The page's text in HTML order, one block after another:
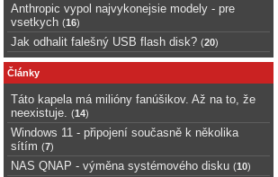
Anthropic vypol najvykonejsie modely - pre
vsetkych (16)
Jak odhalit falešný USB flash disk? (20)
Články
Táto kapela má milióny fanúšikov. Až na to, že
neexistuje.
(14)
Windows 11 - připojení současně k několika
sítím (7)
NAS QNAP - výměna systémového disku (10)